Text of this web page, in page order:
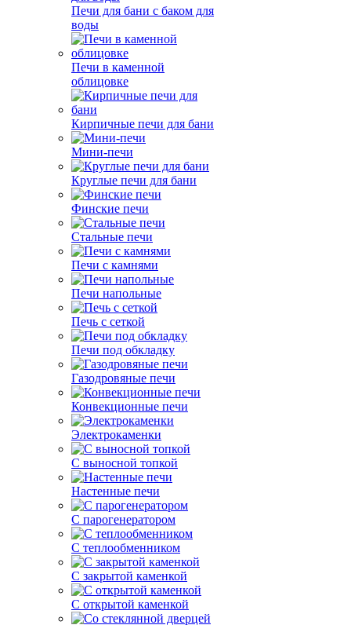
Печи для бани с баком для
воды
Печи в каменной
облицовке
Кирпичные печи для бани
Мини-печи
Круглые печи для бани
Финские печи
Стальные печи
Печи с камнями
Печи напольные
Печь с сеткой
Печи под обкладку
Газодровяные печи
Конвекционные печи
Электрокаменки
С выносной топкой
Настенные печи
С парогенератором
С теплообменником
С закрытой каменкой
С открытой каменкой